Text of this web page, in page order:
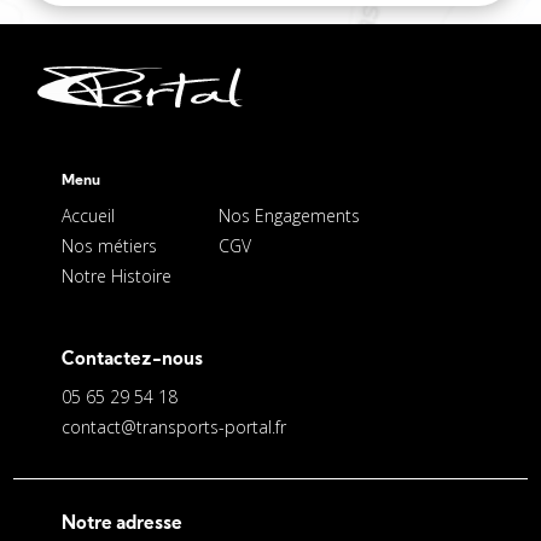
Menu
Accueil
Nos métiers
Notre Histoire
Nos Engagements
CGV
Contactez-nous
05 65 29 54 18
contact@transports-portal.fr
Notre adresse